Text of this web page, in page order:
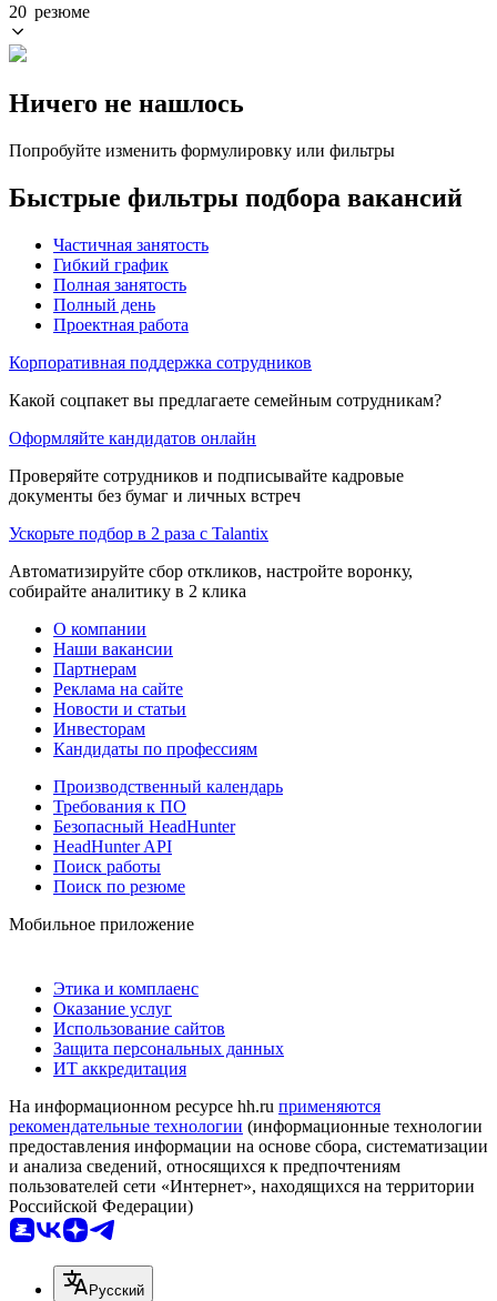
20 резюме
Ничего не нашлось
Попробуйте изменить формулировку или фильтры
Быстрые фильтры подбора вакансий
Частичная занятость
Гибкий график
Полная занятость
Полный день
Проектная работа
Корпоративная поддержка сотрудников
Какой соцпакет вы предлагаете семейным сотрудникам?
Оформляйте кандидатов онлайн
Проверяйте сотрудников и подписывайте кадровые
документы без бумаг и личных встреч
Ускорьте подбор в 2 раза с Talantix
Автоматизируйте сбор откликов, настройте воронку,
собирайте аналитику в 2 клика
О компании
Наши вакансии
Партнерам
Реклама на сайте
Новости и статьи
Инвесторам
Кандидаты по профессиям
Производственный календарь
Требования к ПО
Безопасный HeadHunter
HeadHunter API
Поиск работы
Поиск по резюме
Мобильное приложение
Этика и комплаенс
Оказание услуг
Использование сайтов
Защита персональных данных
ИТ аккредитация
На информационном ресурсе hh.ru применяются
рекомендательные технологии (информационные технологии
предоставления информации на основе сбора, систематизации
и анализа сведений, относящихся к предпочтениям
пользователей сети «Интернет», находящихся на территории
Российской Федерации)
Русский